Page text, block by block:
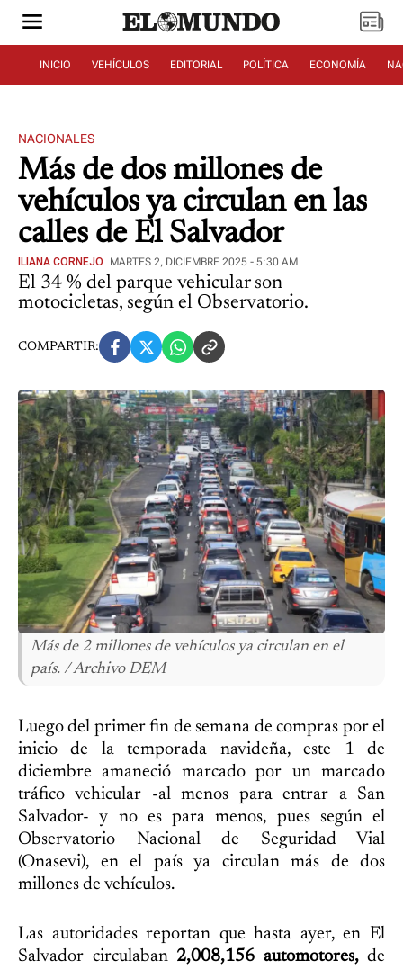
INICIO VEHÍCULOS EDITORIAL POLÍTICA ECONOMÍA
NACIONALES
Más de dos millones de
vehículos ya circulan en las
calles de El Salvador
ILIANA CORNEJO MARTES 2, DICIEMBRE 2025 - 5:30 AM
El 34 % del parque vehicular son
motocicletas, según el Observatorio.
COMPARTIR:
Más de 2 millones de vehículos ya circulan en el
país. / Archivo DEM
Luego del primer fin de semana de compras por el
inicio de la temporada navideña, este 1 de
diciembre amaneció marcado por un marcado
tráfico vehicular -al menos para entrar a San
Salvador- y no es para menos, pues según el
Observatorio Nacional de Seguridad Vial
(Onasevi), en el país ya circulan más de dos
millones de vehículos.
Las autoridades reportan que hasta ayer, en El
Salvador circulaban2,008,156 automotores,de